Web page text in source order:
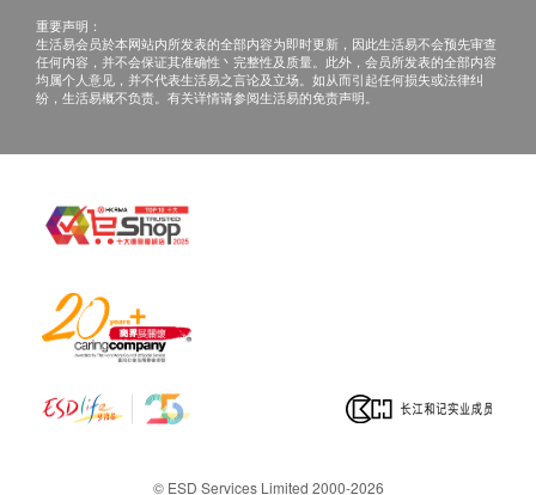
重要声明：
生活易会员於本网站内所发表的全部内容为即时更新，因此生活易不会预先审查
任何内容，并不会保证其准确性丶完整性及质量。此外，会员所发表的全部内容
均属个人意见，并不代表生活易之言论及立场。如从而引起任何损失或法律纠
纷，生活易概不负责。有关详情请参阅生活易的免责声明。
© ESD Services Limited 2000-2026